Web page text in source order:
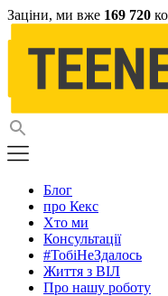
Заціни, ми вже 169 720
Блог
про Кекс
Хто ми
Консультації
#ТобіНеЗдалось
Життя з ВІЛ
Про нашу роботу